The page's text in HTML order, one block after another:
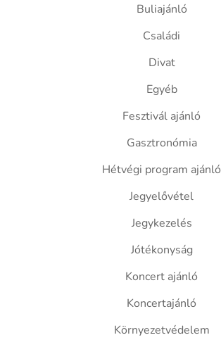
Buliajánló
Családi
Divat
Egyéb
Fesztivál ajánló
Gasztronómia
Hétvégi program ajánló
Jegyelővétel
Jegykezelés
Jótékonyság
Koncert ajánló
Koncertajánló
Környezetvédelem